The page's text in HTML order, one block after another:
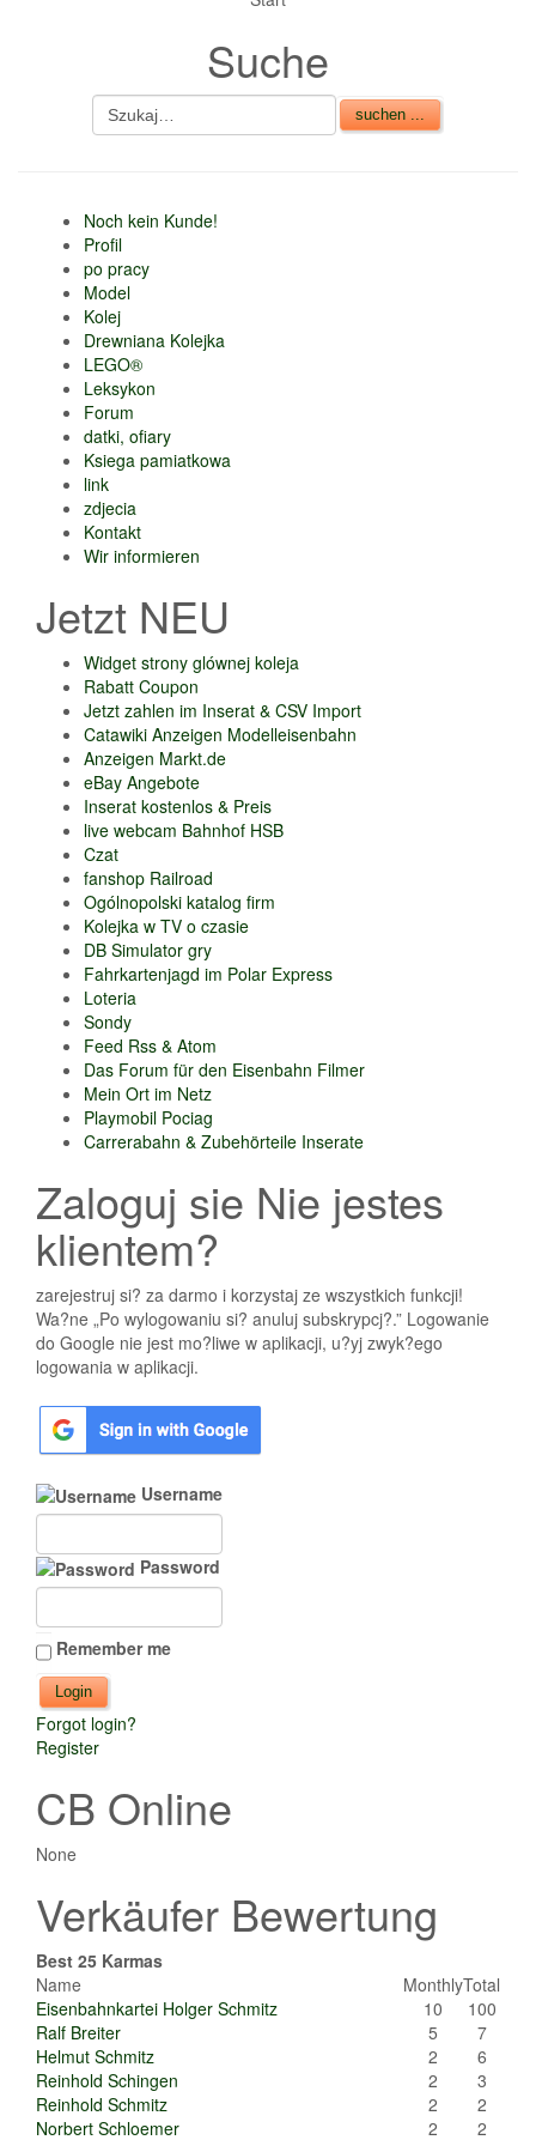
Suche
Noch kein Kunde!
Profil
po pracy
Model
Kolej
Drewniana Kolejka
LEGO®
Leksykon
Forum
datki, ofiary
Ksiega pamiatkowa
link
zdjecia
Kontakt
Wir informieren
Jetzt NEU
Widget strony glównej koleja
Rabatt Coupon
Jetzt zahlen im Inserat & CSV Import
Catawiki Anzeigen Modelleisenbahn
Anzeigen Markt.de
eBay Angebote
Inserat kostenlos & Preis
live webcam Bahnhof HSB
Czat
fanshop Railroad
Ogólnopolski katalog firm
Kolejka w TV o czasie
DB Simulator gry
Fahrkartenjagd im Polar Express
Loteria
Sondy
Feed Rss & Atom
Das Forum für den Eisenbahn Filmer
Mein Ort im Netz
Playmobil Pociag
Carrerabahn & Zubehörteile Inserate
Zaloguj sie Nie jestes
klientem?
zarejestruj si? za darmo i korzystaj ze wszystkich funkcji!
Wa?ne „Po wylogowaniu si? anuluj subskrypcj?.” Logowanie
do Google nie jest mo?liwe w aplikacji, u?yj zwyk?ego
logowania w aplikacji.
Username
Password
Remember me
Forgot login?
Register
CB Online
None
Verkäufer Bewertung
Best 25 Karmas
Name
MonthlyTotal
Eisenbahnkartei Holger Schmitz
10
100
Ralf Breiter
5
7
Helmut Schmitz
2
6
Reinhold Schingen
2
3
Reinhold Schmitz
2
2
Norbert Schloemer
2
2